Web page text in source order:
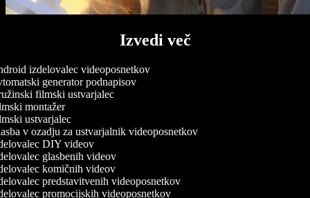
Izvedi več
izdelovalec videoposnetkov
generator podnapisov
filmski ustvarjalec
montažer
ustvarjalec
v ozadju za ustvarjalnik videoposnetkov
DIY videov
glasbenih videov
komičnih videov
predstavitvenih videoposnetkov
promocijskih videoposnetkov